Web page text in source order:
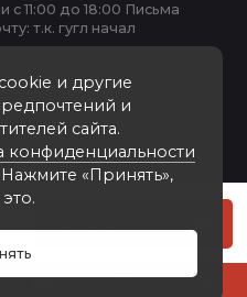
K3820-100G пластиковая рамка А1
и другие
и
сайта.
конфиденциальности
Нажмите «Принять»,
с 11:00 до 18:00 Письма
т.к. гугл начал